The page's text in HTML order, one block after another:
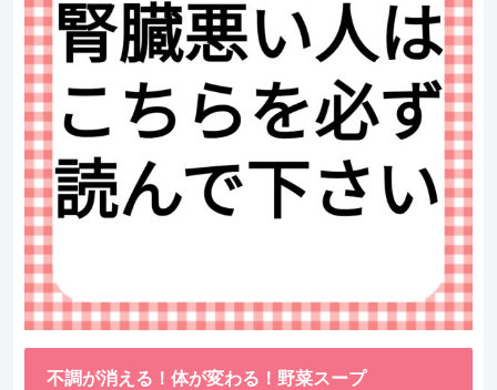
不調が消える！体が変わる！野菜スープ